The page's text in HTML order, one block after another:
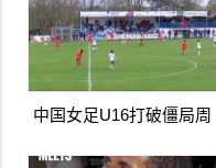
中国女足U16打破僵局周